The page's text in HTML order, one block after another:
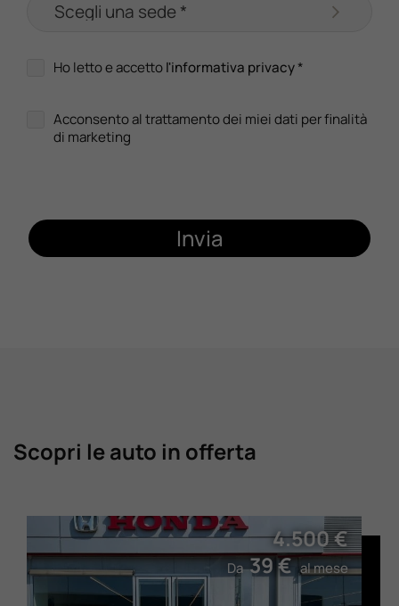
Ho letto e accettol'informativa privacy*
Acconsento al trattamento dei miei dati per finalità
di marketing
Invia
Scopri le auto in offerta
4.500 €
Da39 €al mese